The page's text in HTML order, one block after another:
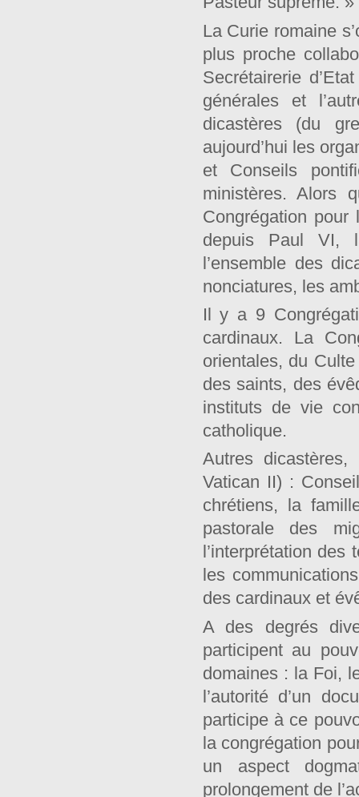
La Curie romaine
plus proche
Secrétairerie
générales et
dicastères (du
aujourd’hui les
et Conseils
ministères. Alors
Congrégation
depuis Paul VI,
l’ensemble des
nonciatures, les
Il y a 9
cardinaux. La
orientales, du
des saints, des
instituts de vie
catholique.
Autres
Vatican II) :
chrétiens, la
pastorale des
l’interprétation
les
des cardinaux et
A des degrés
participent au
domaines : la Foi,
l’autorité d’un
participe à ce
la congrégation
un aspect
prolongement de